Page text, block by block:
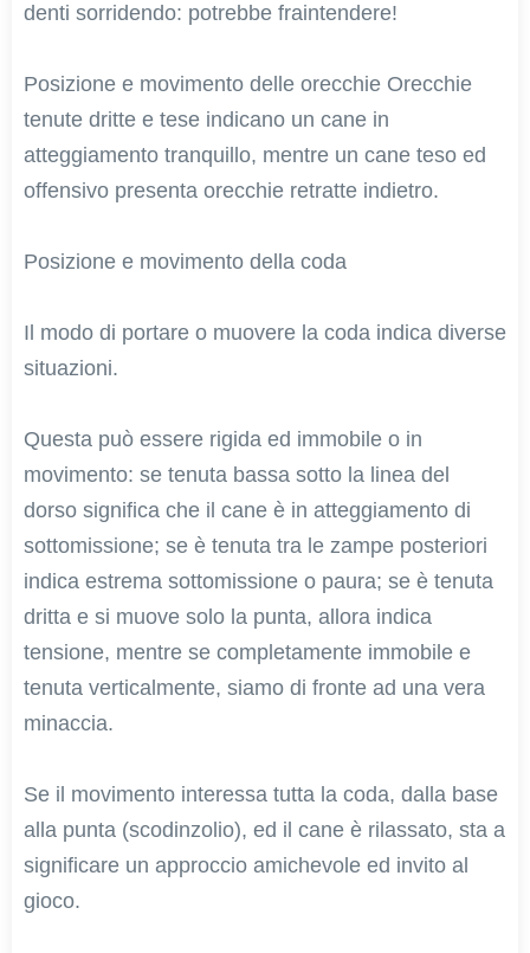
denti sorridendo: potrebbe fraintendere!
Posizione e movimento delle orecchie Orecchie
tenute dritte e tese indicano un cane in
atteggiamento tranquillo, mentre un cane teso ed
offensivo presenta orecchie retratte indietro.
Posizione e movimento della coda
Il modo di portare o muovere la coda indica diverse
situazioni.
Questa può essere rigida ed immobile o in
movimento: se tenuta bassa sotto la linea del
dorso significa che il cane è in atteggiamento di
sottomissione; se è tenuta tra le zampe posteriori
indica estrema sottomissione o paura; se è tenuta
dritta e si muove solo la punta, allora indica
tensione, mentre se completamente immobile e
tenuta verticalmente, siamo di fronte ad una vera
minaccia.
Se il movimento interessa tutta la coda, dalla base
alla punta (scodinzolio), ed il cane è rilassato, sta a
significare un approccio amichevole ed invito al
gioco.